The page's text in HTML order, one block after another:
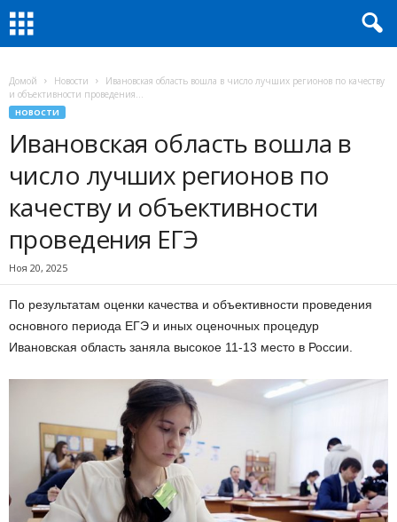
Домой Новости
Ивановская область вошла в число лучших регионов по качеству
и объективности проведения...
НОВОСТИ
Ивановская область вошла в
число лучших регионов по
качеству и объективности
проведения ЕГЭ
Ноя 20, 2025
По результатам оценки качества и объективности проведения
основного периода ЕГЭ и иных оценочных процедур
Ивановская область заняла высокое 11-13 место в России.